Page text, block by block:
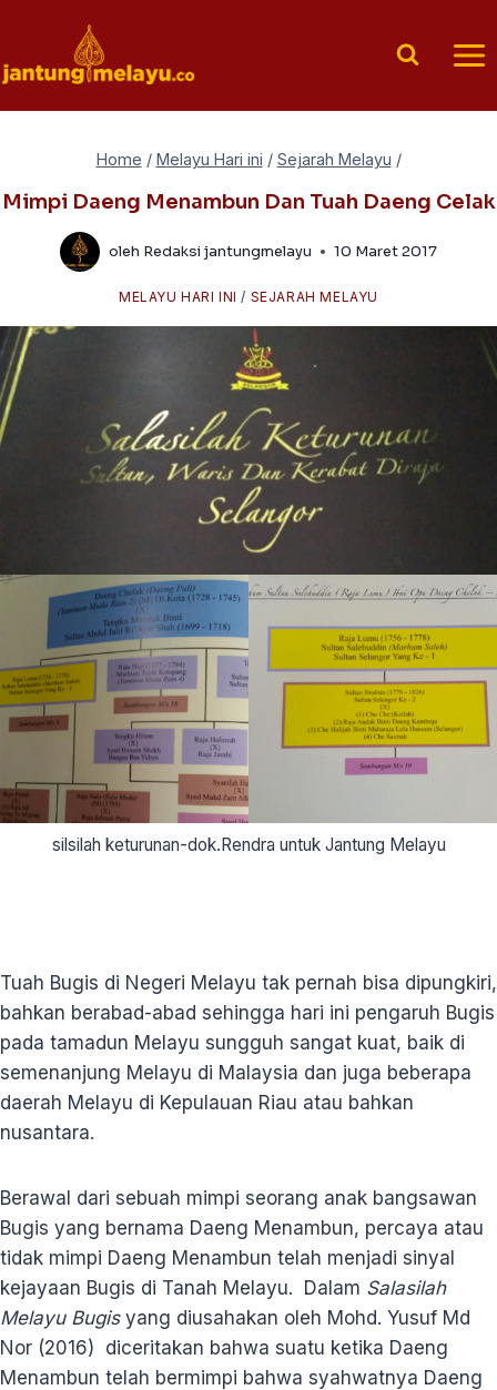
content
Home / Melayu Hari ini / Sejarah Melayu /
Mimpi Daeng Menambun Dan Tuah Daeng Celak
oleh Redaksi jantungmelayu 10 Maret 2017
MELAYU HARI INI / SEJARAH MELAYU
silsilah keturunan-dok.Rendra untuk Jantung Melayu
Tuah Bugis di Negeri Melayu tak pernah bisa dipungkiri,
bahkan berabad-abad sehingga hari ini pengaruh Bugis
pada tamadun Melayu sungguh sangat kuat, baik di
semenanjung Melayu di Malaysia dan juga beberapa
daerah Melayu di Kepulauan Riau atau bahkan
nusantara.
Berawal dari sebuah mimpi seorang anak bangsawan
Bugis yang bernama Daeng Menambun, percaya atau
tidak mimpi Daeng Menambun telah menjadi sinyal
kejayaan Bugis di Tanah Melayu. Dalam Salasilah
Melayu Bugis yang diusahakan oleh Mohd. Yusuf Md
Nor (2016) diceritakan bahwa suatu ketika Daeng
Menambun telah bermimpi bahwa syahwatnya Daeng